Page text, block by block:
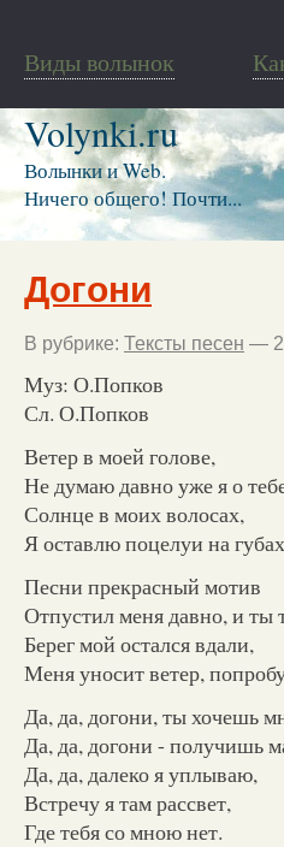
Виды волынок
Volynki.ru
Волынки и Web.
Ничего общего! Почти...
Догони
В рубрике: Тексты песен —
Муз: О.Попков
Сл. О.Попков
Ветер в моей голове,
Не думаю давно уже я о
Солнце в моих волосах,
Я оставлю поцелуи на
Песни прекрасный мотив
Отпустил меня давно, и ты
Берег мой остался вдали,
Меня уносит ветер,
Да, да, догони, ты хочешь
Да, да, догони - получишь
Да, да, далеко я уплываю,
Встречу я там рассвет,
Где тебя со мною нет.